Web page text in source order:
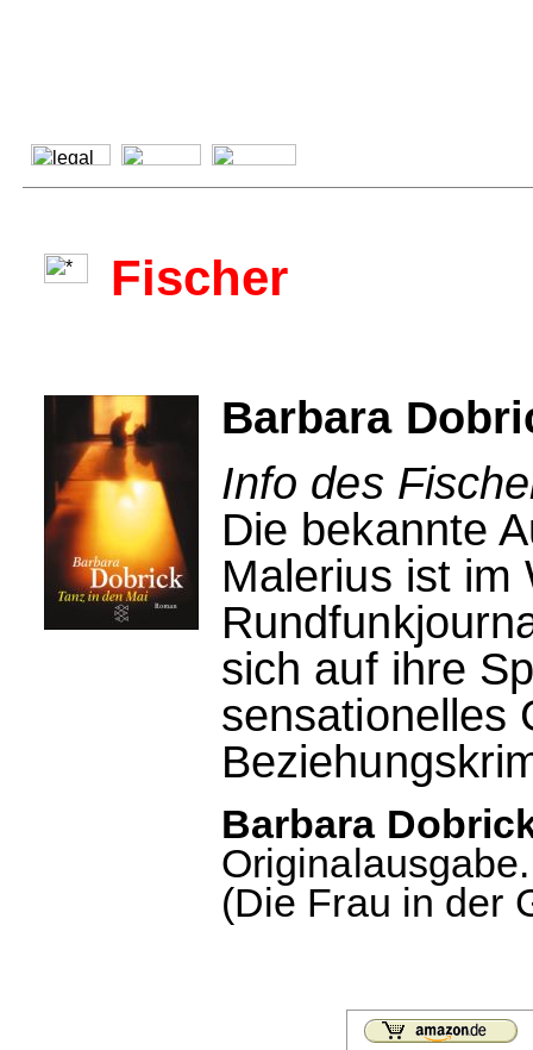
Fischer
Barbara
Info des
Die bekannte
Malerius ist im
sich auf ihre
sensationelles
Barbara
(Die Frau in der